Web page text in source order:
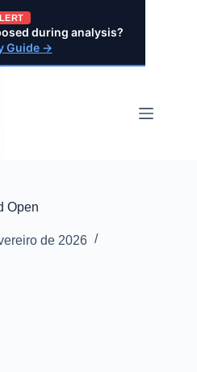
during analysis?
Guide →
Open
de 2026